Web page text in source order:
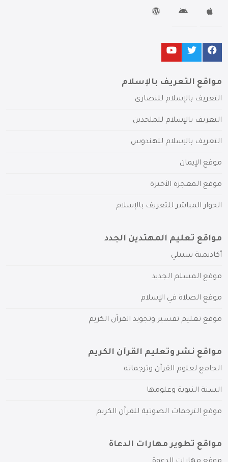
مواقع التعريف بالإسلام
التعريف بالإسلام للنصارى
التعريف بالإسلام للملحدين
التعريف بالإسلام للهندوس
موقع الإيمان
موقع المعجزة الأخيرة
الحوار المباشر للتعريف بالإسلام
مواقع تعليم المهتدين الجدد
أكاديمية سبيلي
موقع المسلم الجديد
موقع الصلاة في الإسلام
موقع تعليم تفسير وتجويد القرآن الكريم
مواقع نشر وتعليم القرآن الكريم
الجامع لعلوم القرآن وترجماته
السنة النبوية وعلومها
موقع الترجمات الصوتية للقرآن الكريم
مواقع تطوير مهارات الدعاة